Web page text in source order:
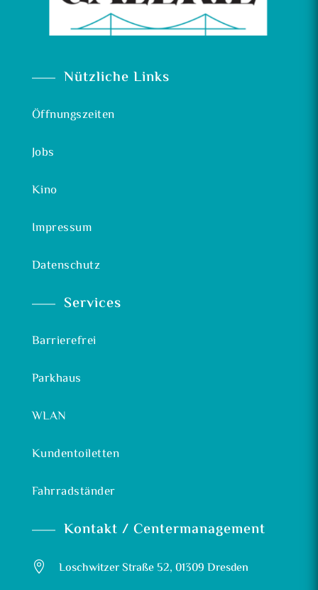
Nützliche Links
Öffnungszeiten
Jobs
Kino
Impressum
Datenschutz
Services
Barrierefrei
Parkhaus
WLAN
Kundentoiletten
Fahrradständer
Kontakt / Centermanagement

Loschwitzer Straße 52, 01309 Dresden